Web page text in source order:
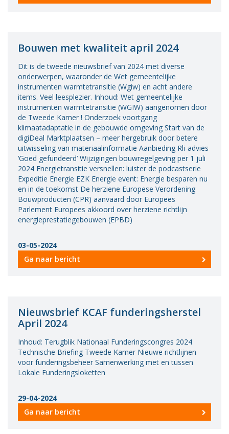
Bouwen met kwaliteit april 2024
Dit is de tweede nieuwsbrief van 2024 met diverse
onderwerpen, waaronder de Wet gemeentelijke
instrumenten warmtetransitie (Wgiw) en acht andere
items. Veel leesplezier. Inhoud: Wet gemeentelijke
instrumenten warmtetransitie (WGIW) aangenomen door
de Tweede Kamer ! Onderzoek voortgang
klimaatadaptatie in de gebouwde omgeving Start van de
digiDeal Marktplaatsen – meer hergebruik door betere
uitwisseling van materiaalinformatie Aanbieding Rli-advies
‘Goed gefundeerd’ Wijzigingen bouwregelgeving per 1 juli
2024 Energietransitie versnellen: luister de podcastserie
Expeditie Energie EZK Energie event: Energie besparen nu
en in de toekomst De herziene Europese Verordening
Bouwproducten (CPR) aanvaard door Europees
Parlement Europees akkoord over herziene richtlijn
energieprestatiegebouwen (EPBD)
03-05-2024
Ga naar bericht
Nieuwsbrief KCAF funderingsherstel
April 2024
Inhoud: Terugblik Nationaal Funderingscongres 2024
Technische Briefing Tweede Kamer Nieuwe richtlijnen
voor funderingsbeheer Samenwerking met en tussen
Lokale Funderingsloketten
29-04-2024
Ga naar bericht